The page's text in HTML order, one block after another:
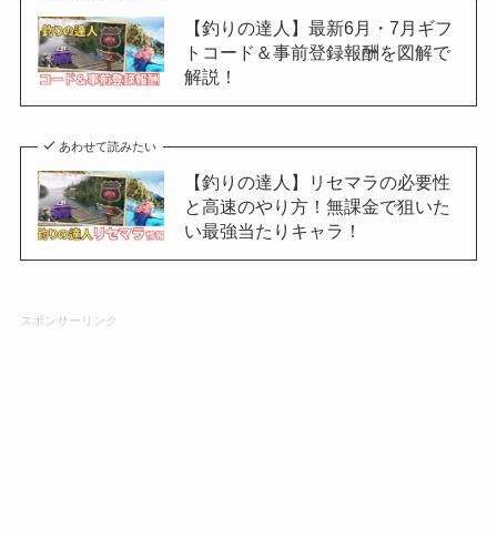
【釣りの達人】最新6月・7月ギフ
トコード＆事前登録報酬を図解で
解説！
あわせて読みたい
【釣りの達人】リセマラの必要性
と高速のやり方！無課金で狙いた
い最強当たりキャラ！
スポンサーリンク